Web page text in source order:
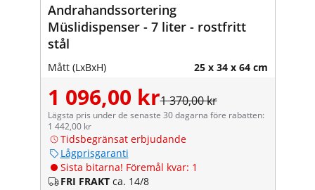
Andrahandssortering
Müslidispenser - 7 liter - rostfritt
stål
Mått (LxBxH) 25 x 34 x 64 cm
1 096,00 kr1 370,00 kr
Lägsta pris under de senaste 30 dagarna före rabatten:
1 442,00 kr
Tidsbegränsat erbjudande
Lågprisgaranti
Sista bitarna! Föremål kvar: 1
FRI FRAKT ca. 14/8